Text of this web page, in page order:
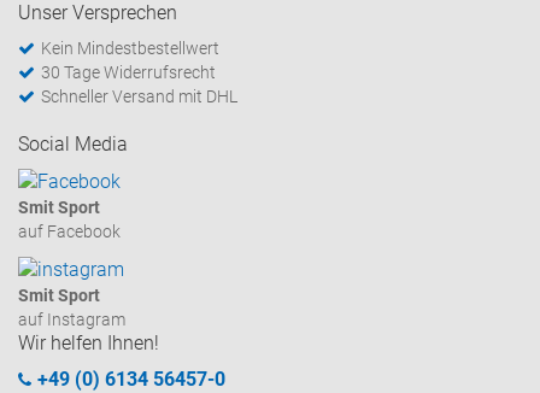
Unser Versprechen
Kein Mindestbestellwert
30 Tage Widerrufsrecht
Schneller Versand mit DHL
Social Media
Smit Sport
auf Facebook
Smit Sport
auf Instagram
Wir helfen Ihnen!
+49 (0) 6134 56457-0